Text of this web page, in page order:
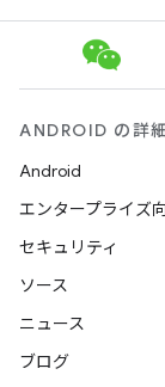
ANDROID の詳
Android
エンタープライズ
セキュリティ
ソース
ニュース
ブログ